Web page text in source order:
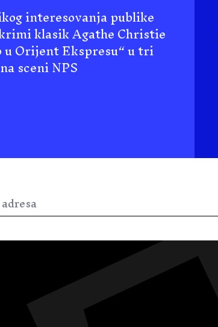
interesovanja publike
klasik Agathe Christie
Orijent Ekspresu“ u tri
sceni NPS